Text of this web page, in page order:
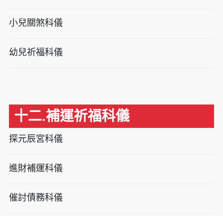
小兒關煞科儀
幼兒祈福科儀
十二.補運祈福科儀
探元辰宮科儀
進財補運科儀
催討債務科儀